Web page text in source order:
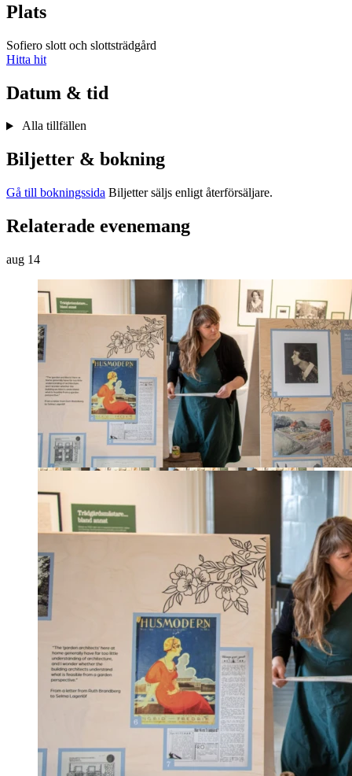
Plats
Sofiero slott och slottsträdgård
Hitta hit
Datum & tid
Alla tillfällen
Biljetter & bokning
Gå till bokningssida Biljetter säljs enligt återförsäljare.
Relaterade evenemang
aug 14